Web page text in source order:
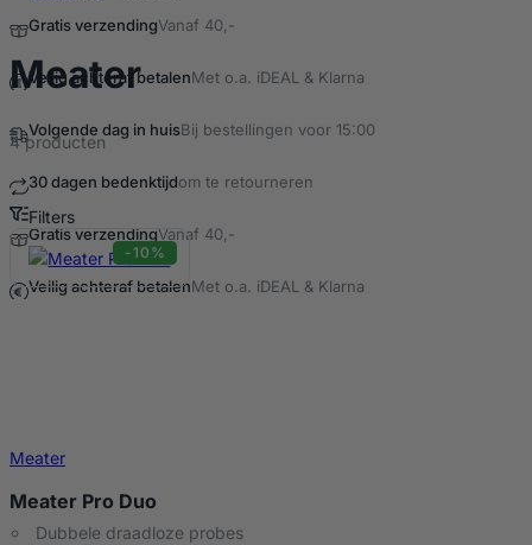
Gratis verzendingVanaf 40,-
Veilig achteraf betalenMet o.a. iDEAL & Klarna
Volgende dag in huisBij bestellingen voor 15:00
30 dagen bedenktijdom te retourneren
Gratis verzendingVanaf 40,-
Veilig achteraf betalenMet o.a. iDEAL & Klarna
Meaterkopen
4 producten
Filters
Meater Producten
-10%
Meater
Meater Pro Duo
Dubbele draadloze probes